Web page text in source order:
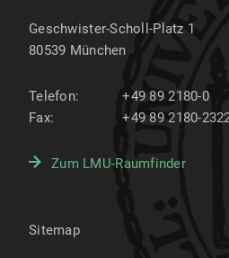
Geschwister-Scholl-Platz 1
80539 München
Telefon:
+49 89 2180-0
Fax:
+49 89 2180-
Zum LMU-Raumfinder
Sitemap